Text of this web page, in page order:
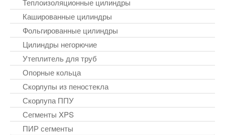
Кашированные цилиндры
Фольгированные цилиндры
Цилиндры негорючие
Утеплитель для труб
Опорные кольца
Скорлупы из пеностекла
Скорлупа ППУ
Сегменты XPS
ПИР сегменты